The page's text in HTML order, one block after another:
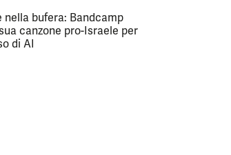
nella bufera: Bandcamp
canzone pro-Israele per
di AI